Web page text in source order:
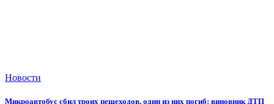
Новости
Микроавтобус сбил троих пешеходов, один из них погиб: виновник ДТП